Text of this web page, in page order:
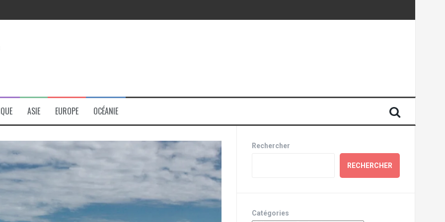
ASIE EUROPE OCÉANIE
Rechercher
RECHERCHER
Catégories